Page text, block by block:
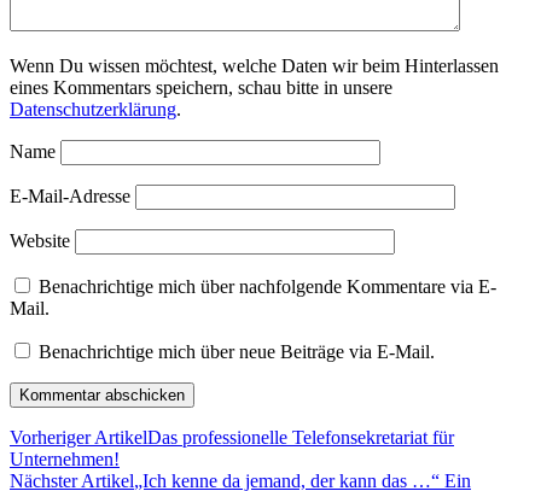
Wenn Du wissen möchtest, welche Daten wir beim Hinterlassen
eines Kommentars speichern, schau bitte in unsere
Datenschutzerklärung.
Name
E-Mail-Adresse
Website
Benachrichtige mich über nachfolgende Kommentare via E-
Mail.
Benachrichtige mich über neue Beiträge via E-Mail.
Vorheriger ArtikelDas professionelle Telefonsekretariat für
Unternehmen!
Nächster Artikel„Ich kenne da jemand, der kann das …“ Ein